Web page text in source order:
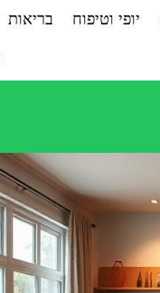
יופי וטיפוח בריאות